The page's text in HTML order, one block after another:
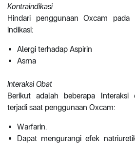
Kontraindikasi
Hindari penggunaan Oxcam
indikasi:
Alergi terhadap Aspirin
Asma
Interaksi Obat
Berikut adalah beberapa
terjadi saat penggunaan Oxcam:
Warfarin.
Dapat mengurangi efek